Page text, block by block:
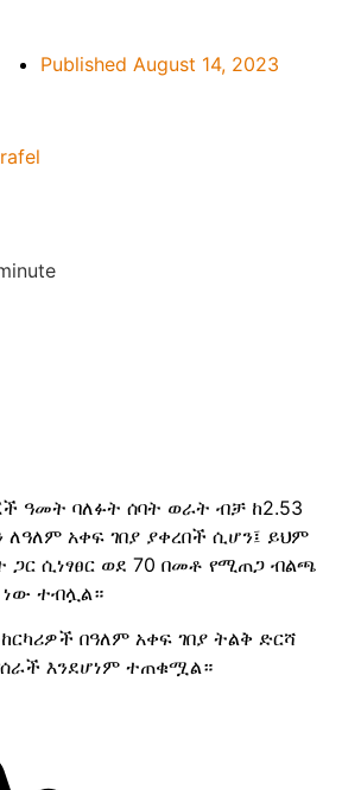
Published August 14, 2023
ዓመት ባለፉት ሰባት ወራት ብቻ ከ2.53
አቀፍ ገበያ ያቀረበች ሲሆን፤ ይህም
ጋር ሲነፃፀር ወደ 70 በመቶ የሚጠጋ ብልጫ
ነው ተብሏል።
በዓለም አቀፍ ገበያ ትልቅ ድርሻ
እንደሆነም ተጠቁሟል።